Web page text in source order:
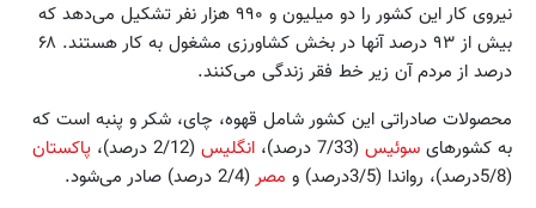
نیروی کار این کشور را دو میلیون و ۹۹۰ هزار نفر تشکیل می‌دهد که
بیش از ۹۳ درصد آنها در بخش کشاورزی مشغول به کار هستند. ۶۸
درصد از مردم آن زیر خط فقر زندگی می‌کنند.
محصولات صادراتی این کشور شامل قهوه، چای، شکر و پنبه است که
به کشورهای سوئیس (7/33 درصد)، انگلیس (2/12 درصد)،
پاکستان
(5/8درصد)، رواندا (3/5درصد) و
مصر (2/4 درصد) صادر می‌شود.